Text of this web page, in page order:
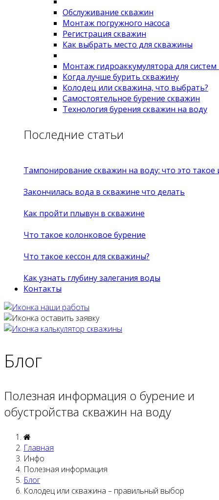
Обслуживание скважин
Монтаж погружного насоса
Регистрация скважин
Как выбрать место для скважины
Монтаж гидроаккумулятора для
Когда лучше бурить скважину
Колодец или скважина, что выбрать?
Самостоятельное бурение скважин
Технология бурения скважин на воду
Последние статьи
Тампонирование скважин на воду: что это такое
Закончилась вода в скважине что делать
Как пройти плывун в скважине
Что такое колонковое бурение
Что такое кессон для скважины?
Как узнать глубину залегания воды
Контакты
Блог
Полезная информация о бурение и
обустройства скважин на воду
Главная
Инфо
Полезная информация
Блог
Колодец или скважина – правильный выбор